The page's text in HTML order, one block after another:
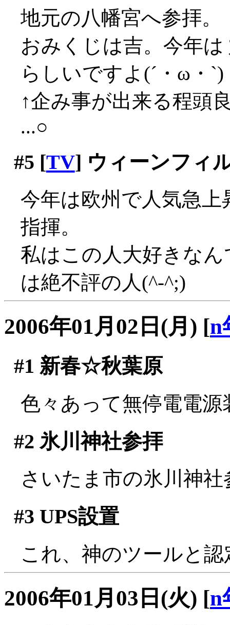
地元の八幡宮へ参拝。
おみくじは吉。今年は
らしいですよ(´・ω・`)
↑企み事が出来る程頭
...○
#5 [TV] ウィーンフィ
今年は欧州で人気急
指揮。
私はこの人大好きな
は絶不評の人(^-^;)
2006年01月02日(月) [n
#1 新春☆秋葉原
色々あって無停電電源
#2 氷川神社参拝
さいたま市の氷川神社
#3 UPS設置
これ、神のツールと認
2006年01月03日(火) [n